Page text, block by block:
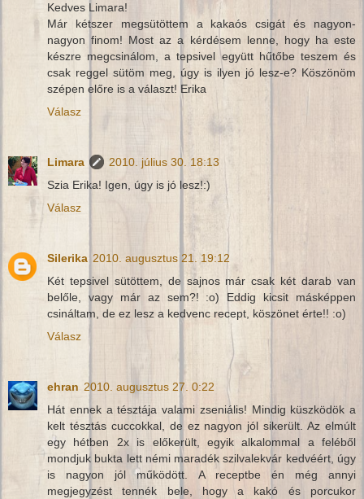
Kedves Limara!
Már kétszer megsütöttem a kakaós csigát és nagyon-
nagyon finom! Most az a kérdésem lenne, hogy ha este
készre megcsinálom, a tepsivel együtt hűtőbe teszem és
csak reggel sütöm meg, úgy is ilyen jó lesz-e? Köszönöm
szépen előre is a választ! Erika
Válasz
Limara
2010. július 30. 18:13
Szia Erika! Igen, úgy is jó lesz!:)
Válasz
Silerika 2010. augusztus 21. 19:12
Két tepsivel sütöttem, de sajnos már csak két darab van
belőle, vagy már az sem?! :o) Eddig kicsit másképpen
csináltam, de ez lesz a kedvenc recept, köszönet érte!! :o)
Válasz
ehran 2010. augusztus 27. 0:22
Hát ennek a tésztája valami zseniális! Mindig küszködök a
kelt tésztás cuccokkal, de ez nagyon jól sikerült. Az elmúlt
egy hétben 2x is előkerült, egyik alkalommal a feléből
mondjuk bukta lett némi maradék szilvalekvár kedvéért, úgy
is nagyon jól működött. A receptbe én még annyi
megjegyzést tennék bele, hogy a kakó és porcukor